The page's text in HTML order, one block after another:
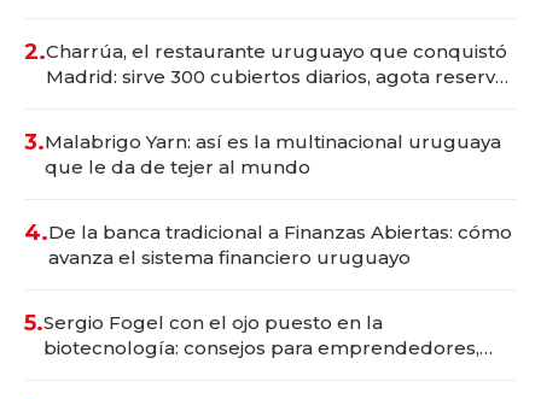
2.Charrúa, el restaurante uruguayo que conquistó
Madrid: sirve 300 cubiertos diarios, agota reservas
3.Malabrigo Yarn: así es la multinacional uruguaya
que le da de tejer al mundo
4.De la banca tradicional a Finanzas Abiertas: cómo
avanza el sistema financiero uruguayo
5.Sergio Fogel con el ojo puesto en la
biotecnología: consejos para emprendedores,